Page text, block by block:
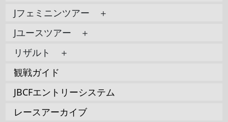
Jフェミニンツアー ＋
Jユースツアー ＋
リザルト ＋
観戦ガイド
JBCFエントリーシステム
レースアーカイブ